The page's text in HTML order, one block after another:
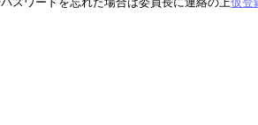
スワードを忘れた場合は委員長に連絡の上仮登